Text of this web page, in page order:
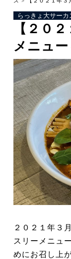
らっきょ大サーカ
【２０
メニュ
２０２１年３
スリーメニュ
めにお召し上